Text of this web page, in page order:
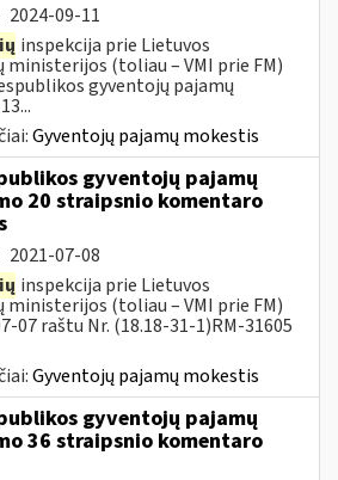
2024-09-11
inspekcija prie Lietuvos
ministerijos (toliau – VMI prie FM)
gyventojų pajamų
Gyventojų pajamų mokestis
gyventojų pajamų
20 straipsnio komentaro
2021-07-08
inspekcija prie Lietuvos
ministerijos (toliau – VMI prie FM)
07 raštu Nr. (18.18-31-1)RM-31605
Gyventojų pajamų mokestis
gyventojų pajamų
36 straipsnio komentaro